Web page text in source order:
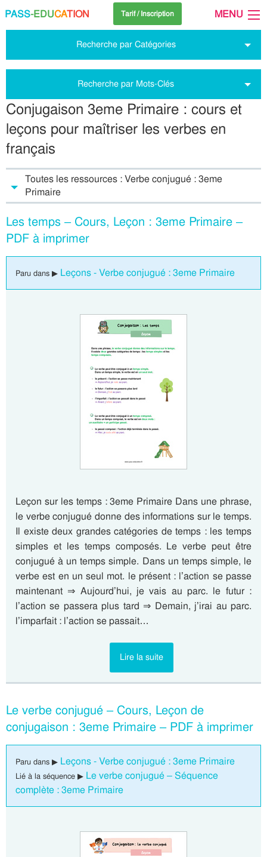
PASS-EDUCATION Tarif / Inscription MENU
Recherche par Catégories
Recherche par Mots-Clés
Conjugaison 3eme Primaire : cours et
leçons pour maîtriser les verbes en
français
Toutes les ressources : Verbe conjugué : 3eme
Primaire
Les temps – Cours, Leçon : 3eme Primaire –
PDF à imprimer
Paru dans ▶ Leçons - Verbe conjugué : 3eme Primaire
Leçon sur les temps : 3eme Primaire Dans une phrase,
le verbe conjugué donne des informations sur le temps.
Il existe deux grandes catégories de temps : les temps
simples et les temps composés. Le verbe peut être
conjugué à un temps simple. Dans un temps simple, le
verbe est en un seul mot. le présent : l’action se passe
maintenant ⇒ Aujourd’hui, je vais au parc. le futur :
l’action se passera plus tard ⇒ Demain, j’irai au parc.
l’imparfait : l’action se passait…
Lire la suite
Le verbe conjugué – Cours, Leçon de
conjugaison : 3eme Primaire – PDF à imprimer
Paru dans ▶ Leçons - Verbe conjugué : 3eme Primaire
Lié à la séquence ▶ Le verbe conjugué – Séquence
complète : 3eme Primaire